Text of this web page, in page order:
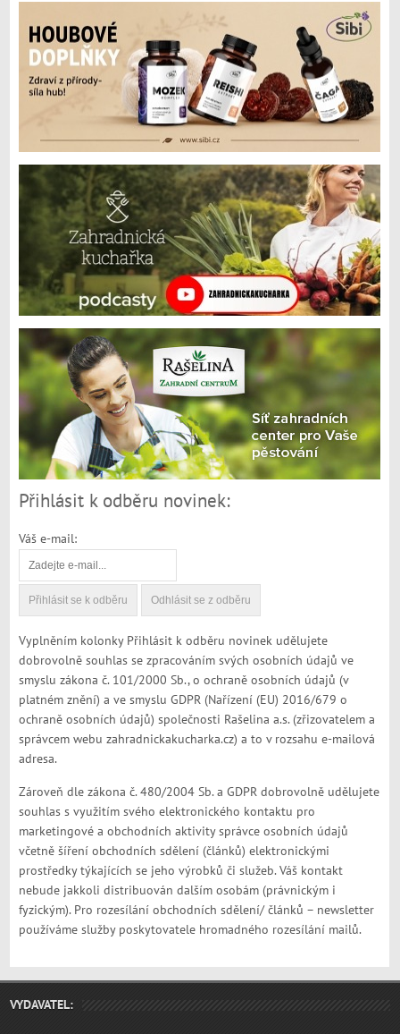
Přihlásit k odběru novinek:
Váš e-mail:
Vyplněním kolonky Přihlásit k odběru novinek udělujete
dobrovolně souhlas se zpracováním svých osobních údajů ve
smyslu zákona č. 101/2000 Sb., o ochraně osobních údajů (v
platném znění) a ve smyslu GDPR (Nařízení (EU) 2016/679 o
ochraně osobních údajů) společnosti Rašelina a.s. (zřizovatelem a
správcem webu zahradnickakucharka.cz) a to v rozsahu e-mailová
adresa.
Zároveň dle zákona č. 480/2004 Sb. a GDPR dobrovolně udělujete
souhlas s využitím svého elektronického kontaktu pro
marketingové a obchodních aktivity správce osobních údajů
včetně šíření obchodních sdělení (článků) elektronickými
prostředky týkajících se jeho výrobků či služeb. Váš kontakt
nebude jakkoli distribuován dalším osobám (právnickým i
fyzickým). Pro rozesílání obchodních sdělení/ článků – newsletter
používáme služby poskytovatele hromadného rozesílání mailů.
VYDAVATEL: